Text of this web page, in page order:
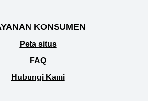
KONSUMEN
Peta situs
FAQ
Hubungi Kami